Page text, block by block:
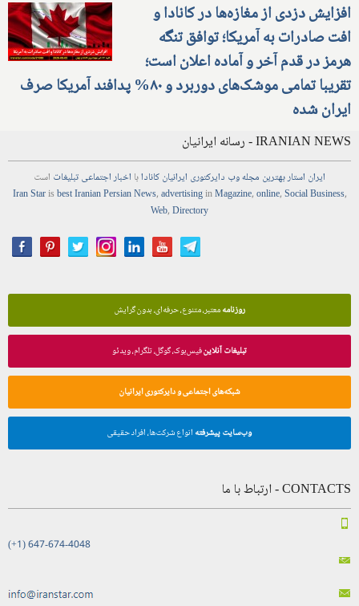
افزایش دزدی از مغازه‌ها در کانادا و
افت صادرات به آمریکا؛ توافق تنگه
هرمز در قدم آخر و آماده اعلان است؛
تقریبا تمامی موشک‌های دوربرد و ۸۰% پدافند آمریکا صرف
ایران شده
IRANIAN NEWS - رسانه ایرانیان
ایران استاربهترین مجلهوب دایرکتوری ایرانیان کانادابا اخباراجتماعیتبلیغات است
Iran Starisbest Iranian PersianNews,advertisinginMagazine,online,Social Business,
Web,Directory
روزنامهمعتبر، متنوع، حرفه‌ای، بدون گرایش
تبلیغات آنلاینفیس‌بوک، گوگل، تلگرام، ویدئو
شبکه‌های اجتماعی و دایرکتوری ایرانیان
وب‌سایت پیشرفته انواع شرکت‌ها، افراد حقیقی
CONTACTS - ارتباط با ما
(+1) 647-674-4048